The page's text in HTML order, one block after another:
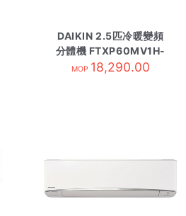
DAIKIN 2.5匹冷暖變頻
分體機 FTXP60MV1H-
內 R32
MOP 18,290.00